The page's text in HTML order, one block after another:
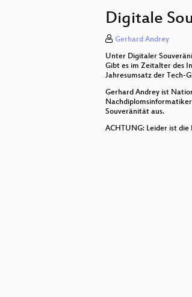
Staatstrojaner,
Social Credit
Metaverse und
Tracking &
Digitale
Gerhard Andrey
Unter Digitaler
Gibt es im Zeitalter des
Jahresumsatz der Tech-
Gerhard Andrey ist
Souveränität aus.
ACHTUNG: Leider ist